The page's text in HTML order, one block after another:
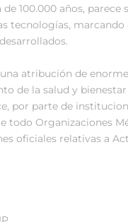
100.000 años,
tecnologías,
atribución de
de la salud y
por parte de
todo Organizaciones
oficiales relativas a